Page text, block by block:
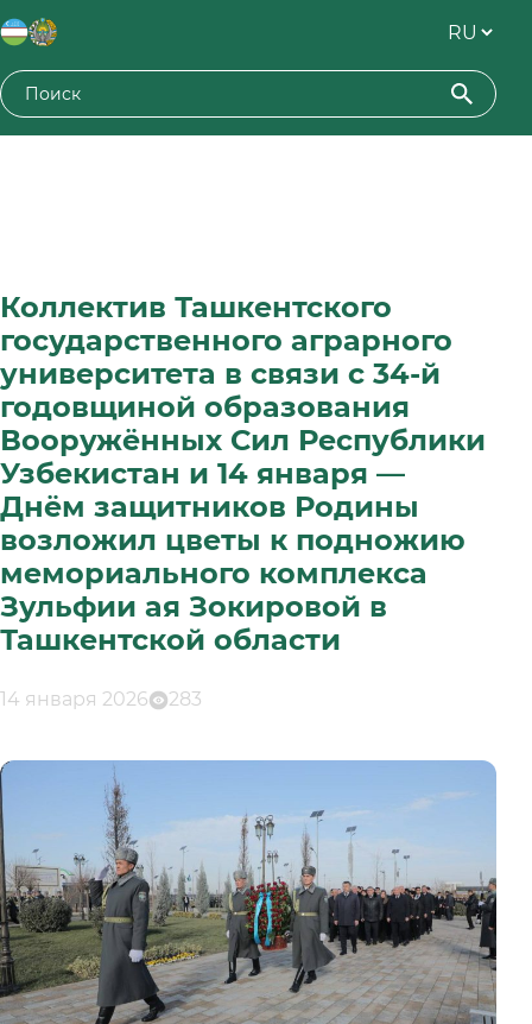
Коллектив Ташкентского
государственного аграрного
университета в связи с 34-й
годовщиной образования
Вооружённых Сил Республики
Узбекистан и 14 января —
Днём защитников Родины
возложил цветы к подножию
мемориального комплекса
Зульфии ая Зокировой в
Ташкентской области
14 января 2026 283